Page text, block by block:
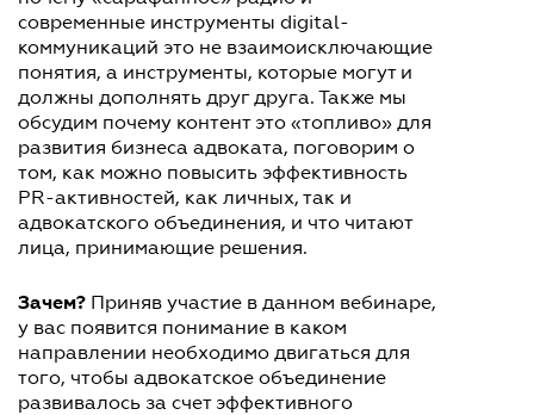
современные инструменты digital-
коммуникаций это не взаимоисключающие
понятия, а инструменты, которые могут и
должны дополнять друг друга. Также мы
обсудим почему контент это «топливо» для
развития бизнеса адвоката, поговорим о
том, как можно повысить эффективность
PR-активностей, как личных, так и
адвокатского объединения, и что читают
лица, принимающие решения.
Зачем? Приняв участие в данном вебинаре,
у вас появится понимание в каком
направлении необходимо двигаться для
того, чтобы адвокатское объединение
развивалось за счет эффективного